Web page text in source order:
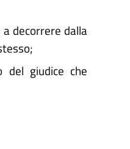
decorrere dalla
del giudice che